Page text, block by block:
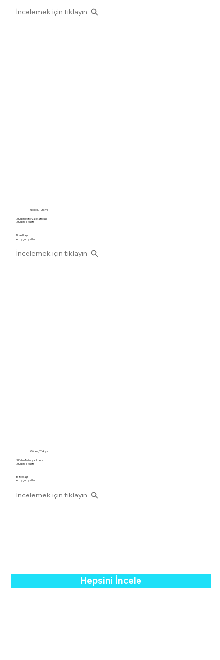
İncelemek için tıklayın
Göcek, Türkiye
3 Kabin Motoryat Maitresse
3 Kabin, 6 Misafir
Bize Ulaşın
en uygun fiyatlar
İncelemek için tıklayın
Göcek, Türkiye
3 Kabin Motoryat Imera
3 Kabin, 6 Misafir
Bize Ulaşın
en uygun fiyatlar
İncelemek için tıklayın
Hepsini İncele